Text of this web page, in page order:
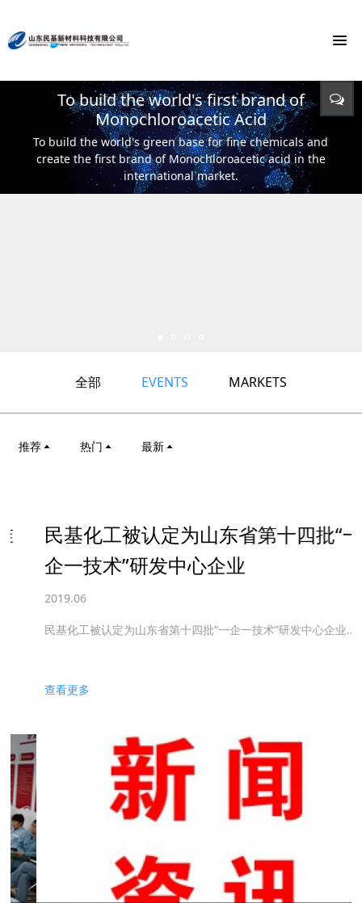
To build the world's first brand of
Monochloroacetic Acid
To build the world's green base for fine chemicals and
create the first brand of Monochloroacetic acid in the
international market.
Keep pace with the times,markets and
KEEP IMPROVING
立足新起点 开创新局面
Energy saving, environmental protection,
defending energy
Input - output - comprehensive utilization of resources
全部 EVENTS MARKETS
推荐 热门 最新
民基化工被认定为山东省第十四批“一
企一技术”研发中心企业
2019.06
民基化工被认定为山东省第十四批“一企一技术”研发中心企业...
查看更多